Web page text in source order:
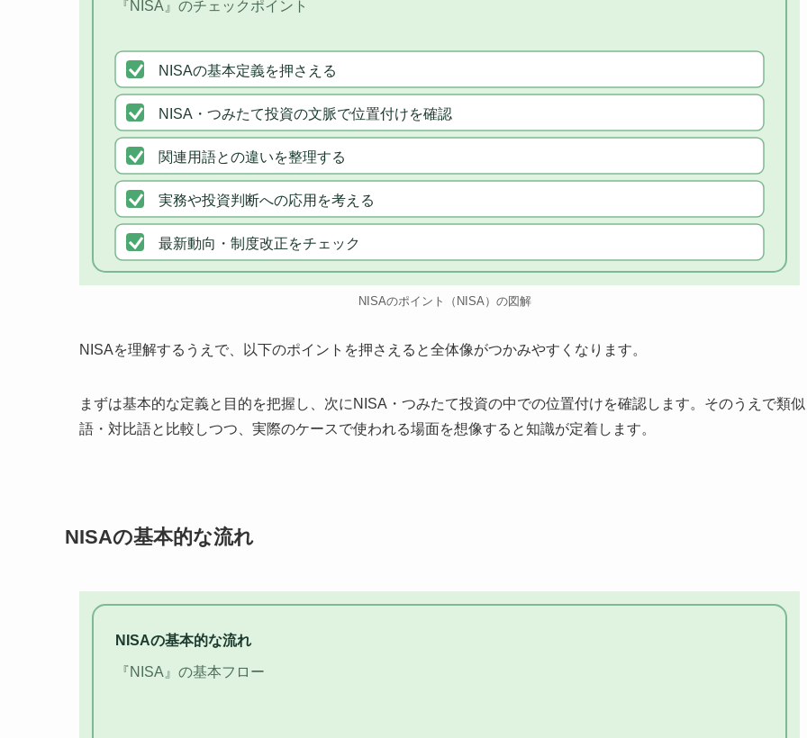
『NISA』のチェックポイント
NISAの基本定義を押さえる
NISA・つみたて投資の文脈で位置付けを確認
関連用語との違いを整理する
実務や投資判断への応用を考える
最新動向・制度改正をチェック
NISAのポイント（NISA）の図解
NISAを理解するうえで、以下のポイントを押さえると全体像がつかみやすくなります。
まずは基本的な定義と目的を把握し、次にNISA・つみたて投資の中での位置付けを確認します。そのうえで類似
語・対比語と比較しつつ、実際のケースで使われる場面を想像すると知識が定着します。
NISAの基本的な流れ
NISAの基本的な流れ
『NISA』の基本フロー